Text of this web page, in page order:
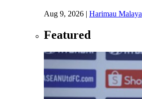
Aug 9, 2026 | Harimau Malaya
Featured